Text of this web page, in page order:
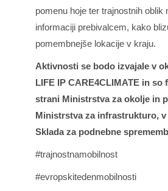
pomenu hoje ter trajnostnih oblik
informaciji prebivalcem, kako
pomembnejše lokacije v kraju.
Aktivnosti se bodo izvajale v
LIFE IP CARE4CLIMATE in so
strani Ministrstva za okolje in
Ministrstva za infrastrukturo,v
Sklada za podnebne
#trajnostnamobilnost
#evropskitedenmobilnosti